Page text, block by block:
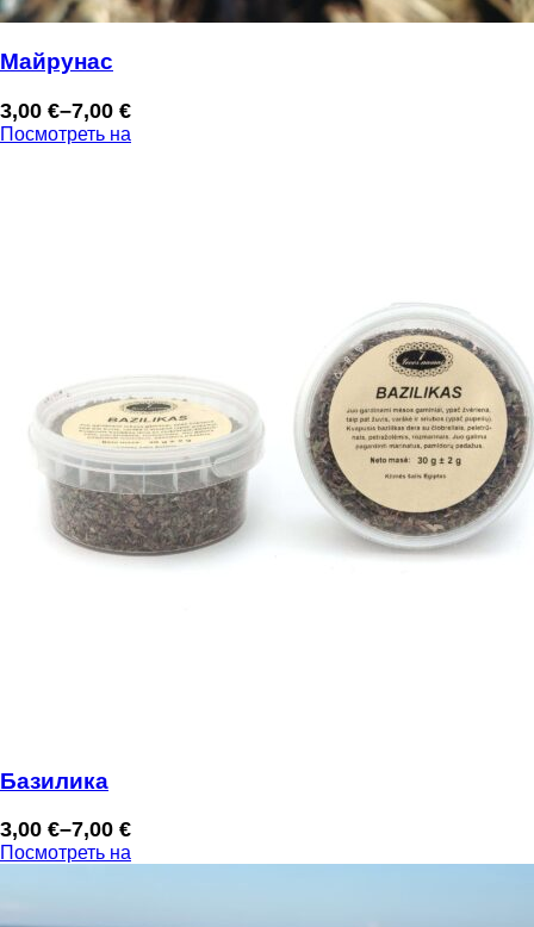
Майрунас
3,00 €–7,00 €
Диапазон
цен:
Посмотреть на
Базилика
3,00 €–7,00 €
Диапазон
цен:
–
Посмотреть на